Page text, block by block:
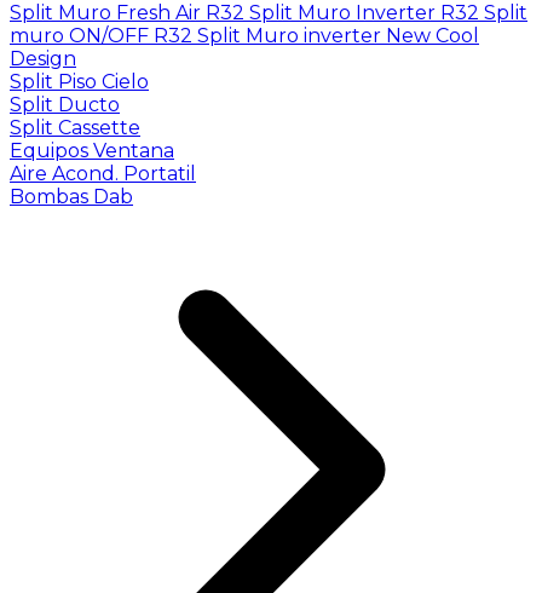
Split Muro Fresh Air R32 Split Muro Inverter R32 Split
muro ON/OFF R32 Split Muro inverter New Cool
Design
Split Piso Cielo
Split Ducto
Split Cassette
Equipos Ventana
Aire Acond. Portatil
Bombas Dab